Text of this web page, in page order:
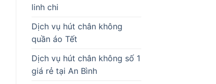
linh chi
Dịch vụ hút chân không
quần áo Tết
Dịch vụ hút chân không số 1
giá rẻ tại An Bình